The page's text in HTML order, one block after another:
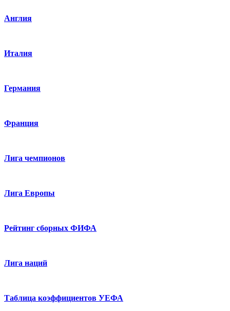
Англия
Италия
Германия
Франция
Лига чемпионов
Лига Европы
Рейтинг сборных ФИФА
Лига наций
Таблица коэффициентов УЕФА